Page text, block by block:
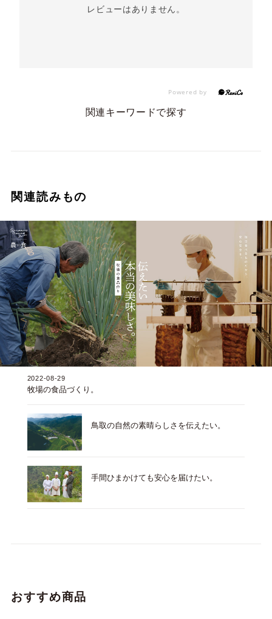
レビューはありません。
関連キーワードで探す
関連読みもの
2022-08-29
牧場の食品づくり。
鳥取の自然の素晴らしさを伝えたい。
手間ひまかけても安心を届けたい。
おすすめ商品